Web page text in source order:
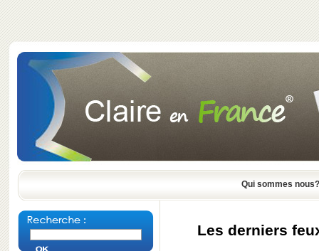
Qui sommes nous?
Les derniers